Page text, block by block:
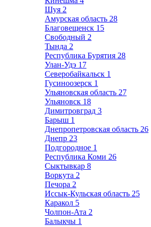
Шуя 2
Амурская область 28
Благовещенск 15
Свободный 2
Тында 2
Республика Бурятия 28
Улан-Удэ 17
Северобайкальск 1
Гусиноозерск 1
Ульяновская область 27
Ульяновск 18
Димитровград 3
Барыш 1
Днепропетровская область 26
Днепр 23
Подгородное 1
Республика Коми 26
Сыктывкар 8
Воркута 2
Печора 2
Иссык-Кульская область 25
Каракол 5
Чолпон-Ата 2
Балыкчы 1